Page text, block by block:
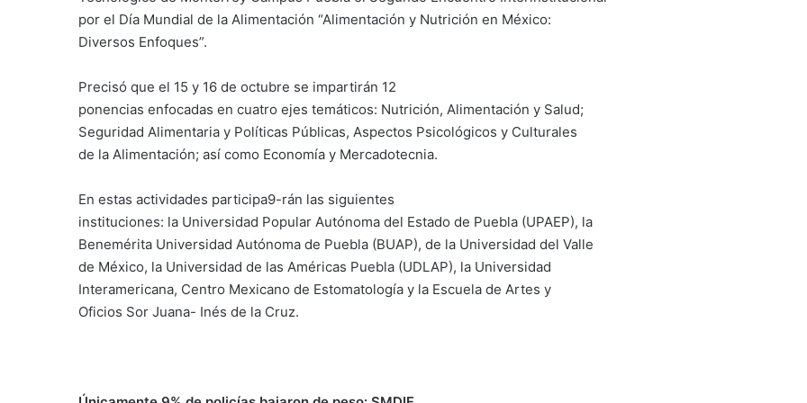
por el Día Mundial de la Alimentación “Alimentación y Nutrición en México:
Diversos Enfoques”.
Precisó que el 15 y 16 de octubre se impartirán 12
ponencias enfocadas en cuatro ejes temáticos: Nutrición, Alimentación y Salud;
Seguridad Alimentaria y Políticas Públicas, Aspectos Psicológicos y Culturales
de la Alimentación; así como Economía y Mercadotecnia.
En estas actividades participa9-rán las siguientes
instituciones: la Universidad Popular Autónoma del Estado de Puebla (UPAEP), la
Benemérita Universidad Autónoma de Puebla (BUAP), de la Universidad del Valle
de México, la Universidad de las Américas Puebla (UDLAP), la Universidad
Interamericana, Centro Mexicano de Estomatología y la Escuela de Artes y
Oficios Sor Juana- Inés de la Cruz.